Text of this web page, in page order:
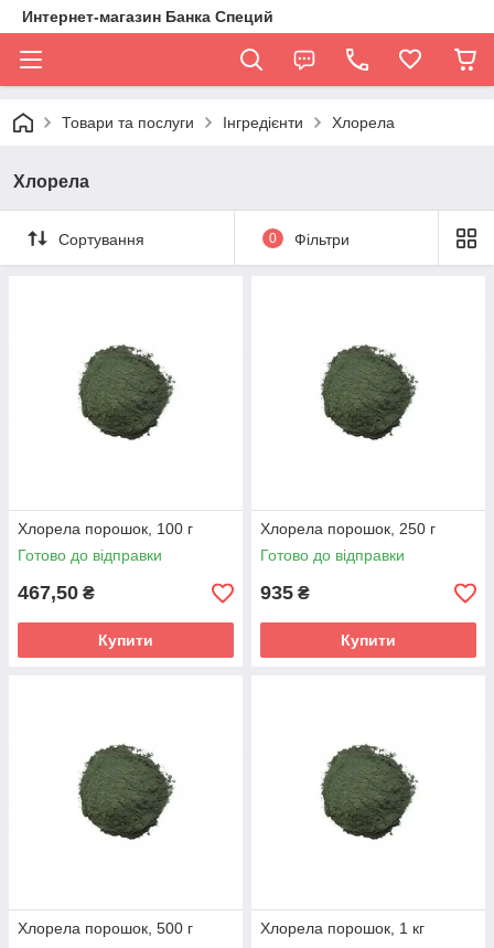
Интернет-магазин Банка Специй
Товари та послуги Інгредієнти Хлорела
Хлорела
Сортування 0 Фільтри
Хлорела порошок, 100 г
Готово до відправки
467,50 ₴
Купити
Хлорела порошок, 250 г
Готово до відправки
935 ₴
Купити
Хлорела порошок, 500 г
Хлорела порошок, 1 кг